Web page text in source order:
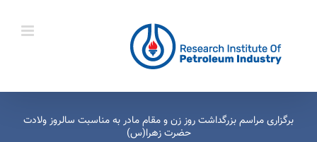
برگزاری مراسم بزرگداشت روز زن و مقام مادر به مناسبت سالروز ولادت
حضرت زهرا(س)